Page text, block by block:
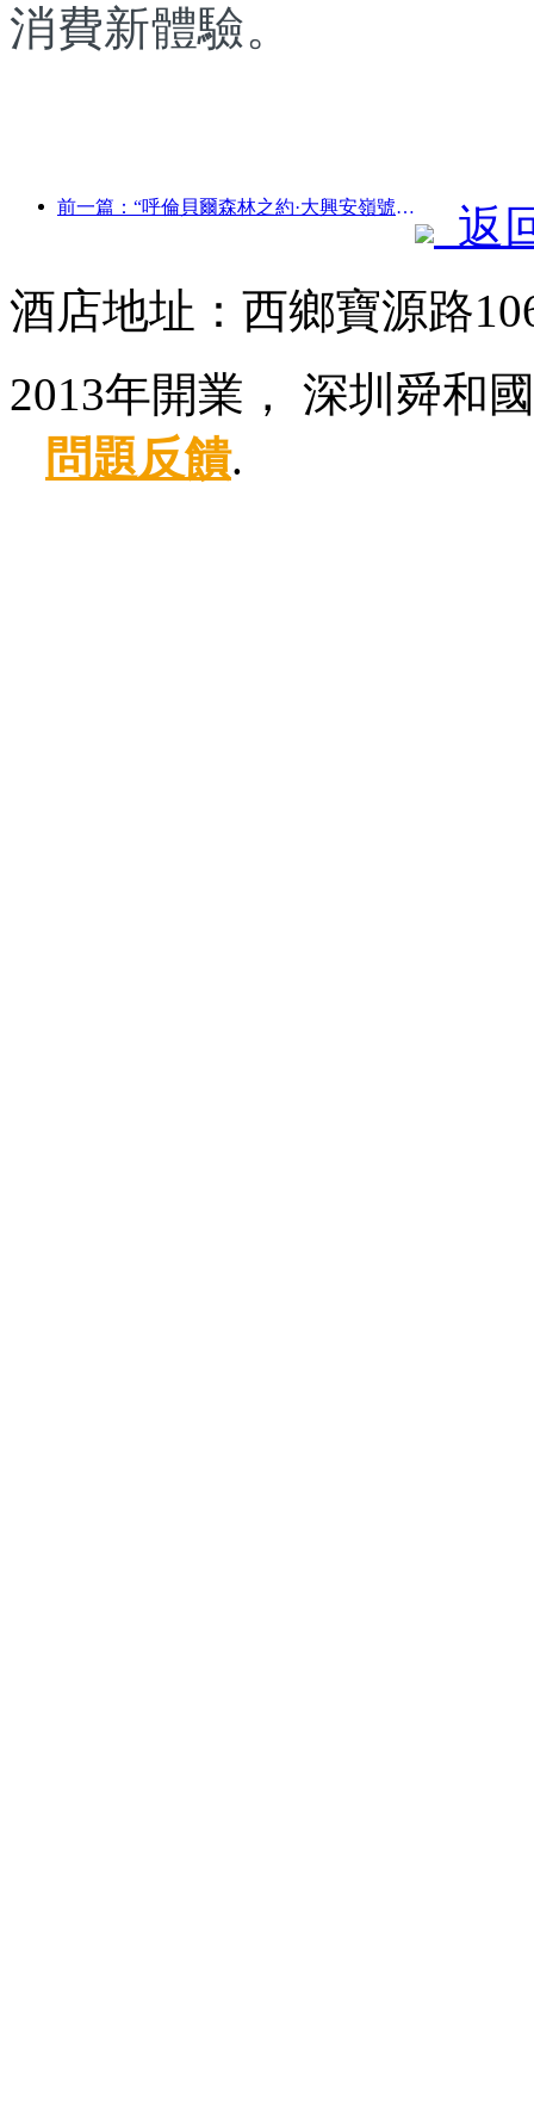
消費新體驗。
前一篇：“呼倫貝爾森林之約·大興安嶺號--星光列車·天翼之旅”旅游專列首發
返
酒店地址：西鄉寶源路
2013年開業， 深圳舜和
問題反饋.